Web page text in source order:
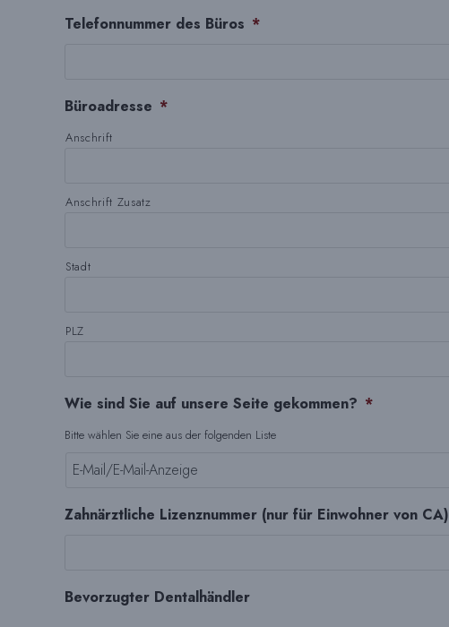
Telefonnummer des Büros *
Büroadresse *
Anschrift
Anschrift Zusatz
Stadt
PLZ
Wie sind Sie auf unsere Seite gekommen? *
Bitte wählen Sie eine aus der folgenden Liste
Zahnärztliche Lizenznummer (nur für Einwohner von CA)
Bevorzugter Dentalhändler